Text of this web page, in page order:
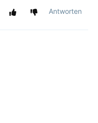
Antworten